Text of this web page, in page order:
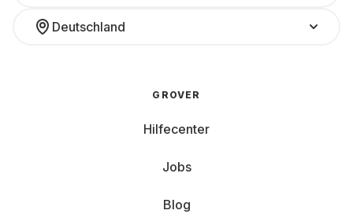
Deutschland
GROVER
Hilfecenter
Jobs
Blog